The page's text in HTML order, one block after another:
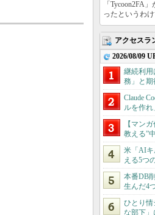
「Tycoon2FA
ったというわけ
アクセスラ
2026/08/09
継続利
務」と期
Claude
ルを作
【マン
教える”
米「AI
える5つ
本番DB
生んだ4
ひとり
な部下」